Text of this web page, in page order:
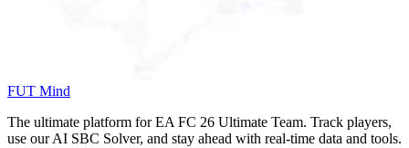
FUT Mind
The ultimate platform for EA FC 26 Ultimate Team. Track players,
use our AI SBC Solver, and stay ahead with real-time data and tools.